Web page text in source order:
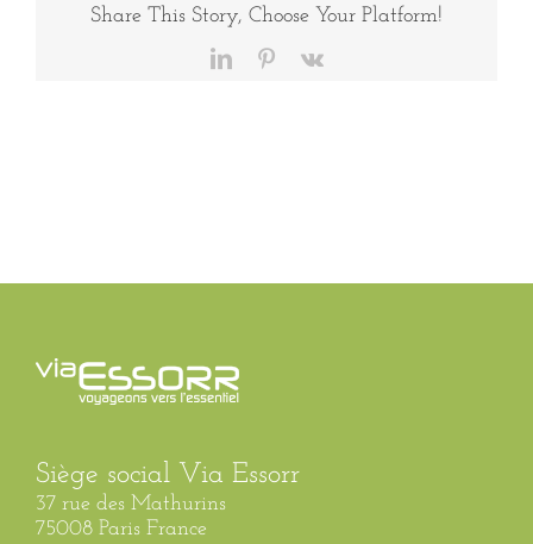
Share This Story, Choose Your Platform!
LinkedInPinterest
Vk
Siège social Via Essorr
37 rue des Mathurins
75008 Paris France